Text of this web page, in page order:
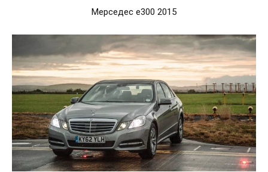
Мерседес е300 2015